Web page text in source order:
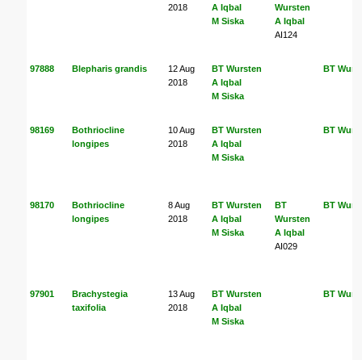
2018
A Iqbal
M Siska
Wursten
A Iqbal
AI124
97888 Blepharis grandis
12 Aug
2018
BT Wursten
A Iqbal
M Siska
BT
98169
Bothriocline
longipes
10 Aug
2018
BT Wursten
A Iqbal
M Siska
BT
98170
Bothriocline
longipes
8 Aug
2018
BT Wursten
A Iqbal
M Siska
BT
Wursten
A Iqbal
AI029
BT
97901
Brachystegia
taxifolia
13 Aug
2018
BT Wursten
A Iqbal
M Siska
BT